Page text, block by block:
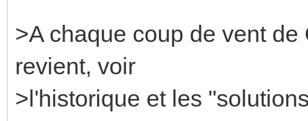
>A chaque coup de vent
revient, voir
>l'historique et les